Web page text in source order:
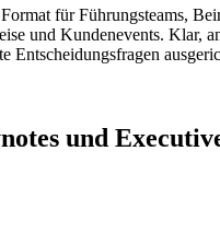
für Führungsteams,
und Kundenevents. Klar,
Entscheidungsfragen
und